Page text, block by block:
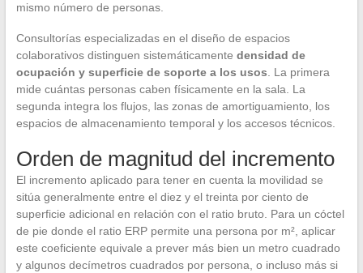
mismo número de personas.
Consultorías especializadas en el diseño de espacios
colaborativos distinguen sistemáticamente densidad de
ocupación y superficie de soporte a los usos. La primera
mide cuántas personas caben físicamente en la sala. La
segunda integra los flujos, las zonas de amortiguamiento, los
espacios de almacenamiento temporal y los accesos técnicos.
Orden de magnitud del incremento
El incremento aplicado para tener en cuenta la movilidad se
sitúa generalmente entre el diez y el treinta por ciento de
superficie adicional en relación con el ratio bruto. Para un cóctel
de pie donde el ratio ERP permite una persona por m², aplicar
este coeficiente equivale a prever más bien un metro cuadrado
y algunos decímetros cuadrados por persona, o incluso más si